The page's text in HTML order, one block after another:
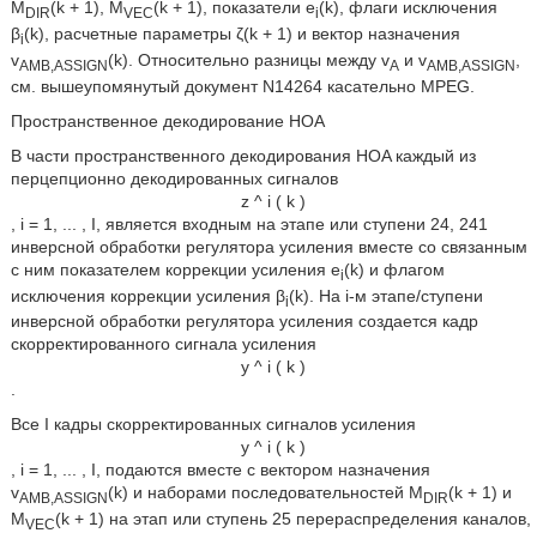
M DIR(k + 1), MVEC(k + 1), показатели ei(k), флаги исключения
βi(k), расчетные параметры ζ(k + 1) и вектор назначения
vAMB,ASSIGN(k). Относительно разницы между vA и vAMB,ASSIGN
см. вышеупомянутый документ N14264 касательно MPEG.
Пространственное декодирование HOA
В части пространственного декодирования HOA каждый из
перцепционно декодированных сигналов
z ^ i ( k )
, i = 1, ... , I, является входным на этапе или ступени 24, 241
инверсной обработки регулятора усиления вместе со связанным
с ним показателем коррекции усиления ei(k) и флагом
исключения коррекции усиления βi(k). На i-м этапе/ступени
инверсной обработки регулятора усиления создается кадр
скорректированного сигнала усиления
y ^ i ( k )
.
Все I кадры скорректированных сигналов усиления
y ^ i ( k )
, i = 1, ... , I, подаются вместе с вектором назначения
vAMB,ASSIGN (k) и наборами последовательностей M DIR(k + 1) и
MVEC(k + 1) на этап или ступень 25 перераспределения каналов,